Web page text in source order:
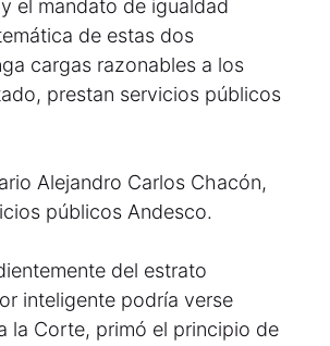
el mandato de igualdad
de estas dos
cargas razonables a los
prestan servicios públicos
Alejandro Carlos Chacón,
públicos Andesco.
del estrato
inteligente podría verse
la Corte, primó el principio de